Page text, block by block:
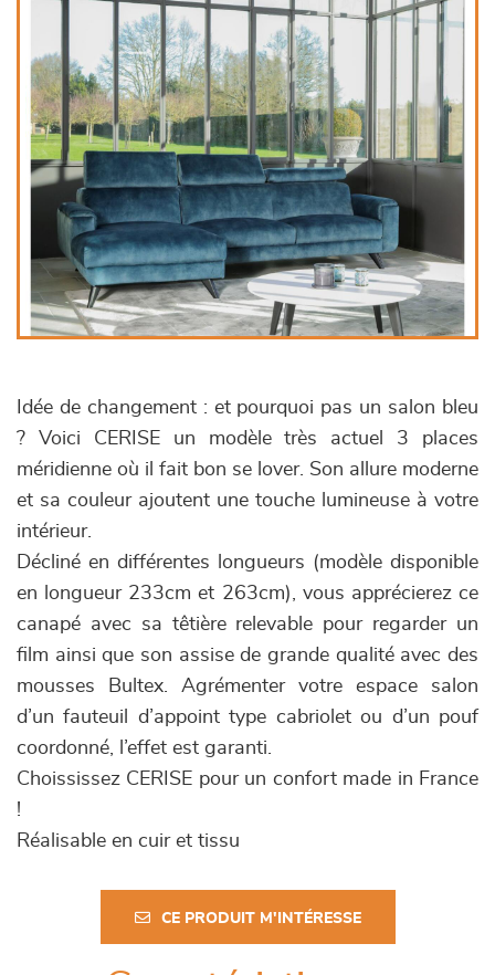
Idée de changement : et pourquoi pas un salon bleu
? Voici CERISE un modèle très actuel 3 places
méridienne où il fait bon se lover. Son allure moderne
et sa couleur ajoutent une touche lumineuse à votre
intérieur.
Décliné en différentes longueurs (modèle disponible
en longueur 233cm et 263cm), vous apprécierez ce
canapé avec sa têtière relevable pour regarder un
film ainsi que son assise de grande qualité avec des
mousses Bultex. Agrémenter votre espace salon
d’un fauteuil d’appoint type cabriolet ou d’un pouf
coordonné, l’effet est garanti.
Choississez CERISE pour un confort made in France
!
Réalisable en cuir et tissu
CE PRODUIT M'INTÉRESSE